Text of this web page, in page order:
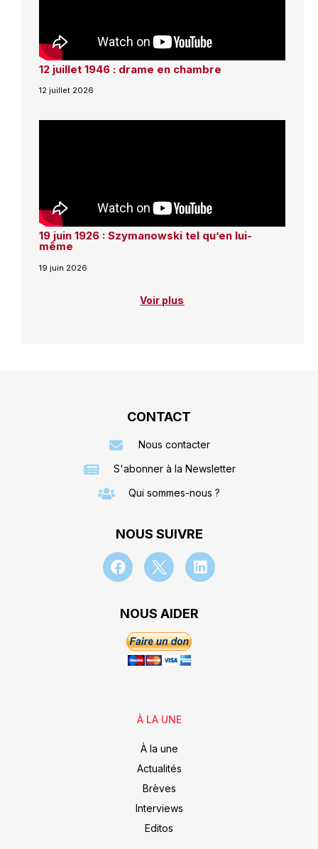
12 juillet 1946 : drame en chambre
12 juillet 2026
19 juin 1926 : Szymanowski tel qu’en lui-
même
19 juin 2026
Voir plus
CONTACT
Nous contacter
S'abonner à la Newsletter
Qui sommes-nous ?
NOUS SUIVRE
NOUS AIDER
À LA UNE
À la une
Actualités
Brèves
Interviews
Editos